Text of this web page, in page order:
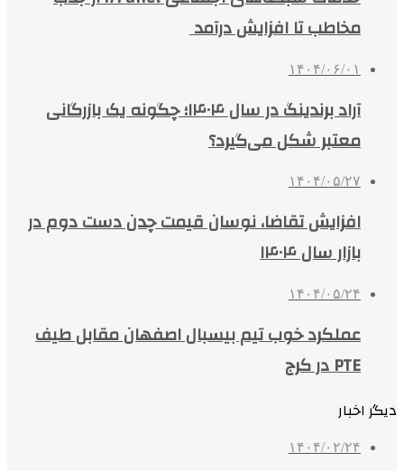
مخاطب تا افزایش درآمد
۱۴۰۴/۰۶/۰۱
آراد برندینگ در سال ۱۴۰۴؛ چگونه یک بازرگانی
معتبر شکل می‌گیرد؟
۱۴۰۴/۰۵/۲۷
افزایش تقاضا، نوسان قیمت چدن دست دوم در
بازار سال ۱۴۰۴
۱۴۰۴/۰۵/۲۴
عملکرد خوب تیم بیسبال اصفهان مقابل طیف
PTE در کرج
دیگر اخبار
۱۴۰۴/۰۲/۲۴